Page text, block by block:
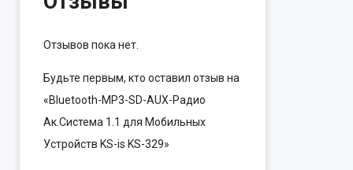
Отзывов пока нет.
Будьте первым, кто оставил отзыв на
«Bluetooth-MP3-SD-AUX-Радио
Ак.Система 1.1 для Мобильных
Устройств KS-is KS-329»